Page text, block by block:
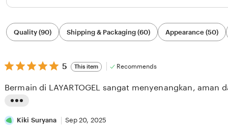
Filter
by
category
Quality (90) Shipping & Packaging (60) Appearance (50)
5
out
5
stars
5 This item Recommends
i
Bermain di LAYARTOGEL sangat menyenangkan, aman
Kiki Suryana Sep 20, 2025